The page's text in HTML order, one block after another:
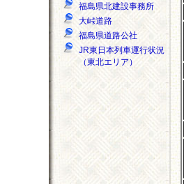
福島県北建設事務所
大峠道路
福島県道路公社
JR東日本列車運行状況
（東北エリア）